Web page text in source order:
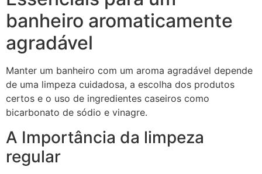
banheiro aromaticamente
agradável
Manter um banheiro com um aroma agradável depende
de uma limpeza cuidadosa, a escolha dos produtos
certos e o uso de ingredientes caseiros como
bicarbonato de sódio e vinagre.
A Importância da limpeza
regular